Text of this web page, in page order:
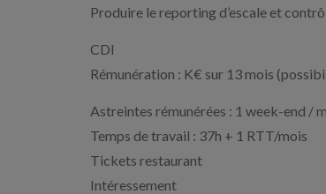
Produire le reporting d’escale et
CDI
Rémunération : K€ sur 13 mois
Astreintes rémunérées : 1 week-end /
Temps de travail : 37h + 1 RTT/mois
Tickets restaurant
Intéressement